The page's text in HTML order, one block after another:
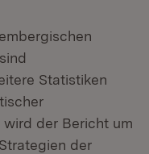
Statistiken
der Bericht um
der